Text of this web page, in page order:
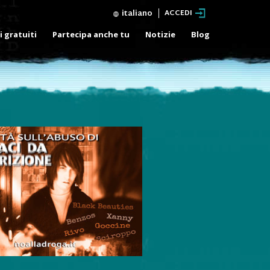
italiano ACCEDI
gratuiti Partecipa anche tu Notizie Blog